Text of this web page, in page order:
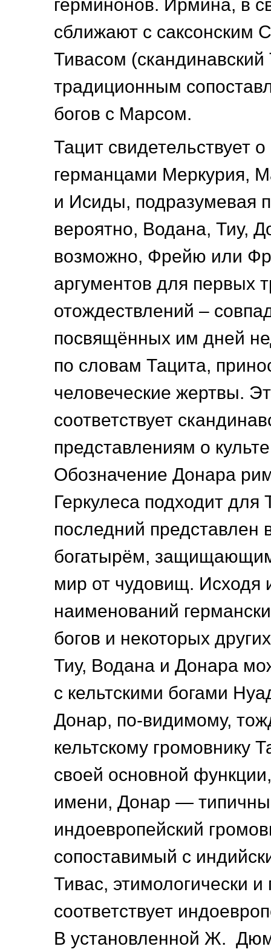
герминонов. Ирмина, в
сближают с саксонским
Тивасом (скандинавский
традиционным
богов с Марсом.
Тацит свидетельствует
германцами Меркурия,
и Исиды, подразумевая
вероятно, Водана, Тиу,
возможно, Фрейю или
аргументов для первых
отождествлений –
посвящённых им дней
по словам Тацита,
человеческие жертвы.
соответствует
представлениям о
Обозначение Донара
Геркулеса подходит для
последний представлен
богатырём,
мир от чудовищ. Исходя
наименований
богов и некоторых
Тиу, Водана и Донара
с кельтскими богами
Донар, по-видимому,
кельтскому громовнику
своей основной
имени, Донар —
индоевропейский
сопоставимый с
Тивас, этимологически и
соответствует
В установленной Ж.